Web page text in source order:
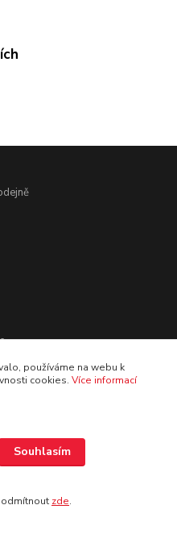
používáme na webu k
cookies. Více informací
Souhlasím
zde.